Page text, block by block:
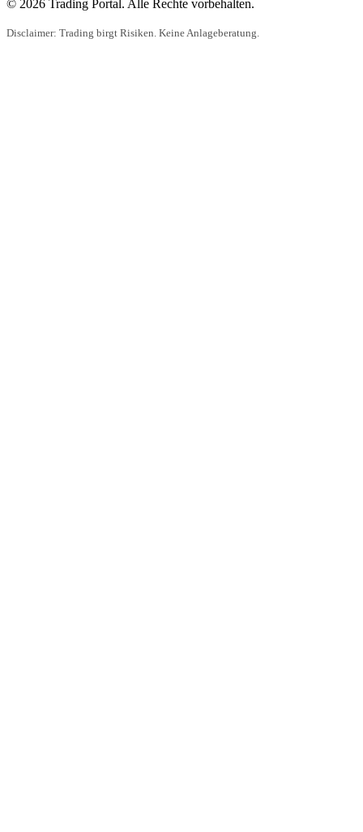
© 2026 Trading Portal. Alle Rechte vorbehalten.
Disclaimer: Trading birgt Risiken. Keine Anlageberatung.